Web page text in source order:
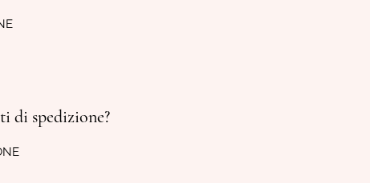
di spedizione?